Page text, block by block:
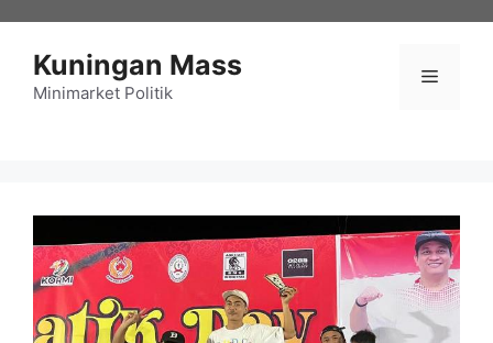
Kuningan Mass
Minimarket Politik
Menu